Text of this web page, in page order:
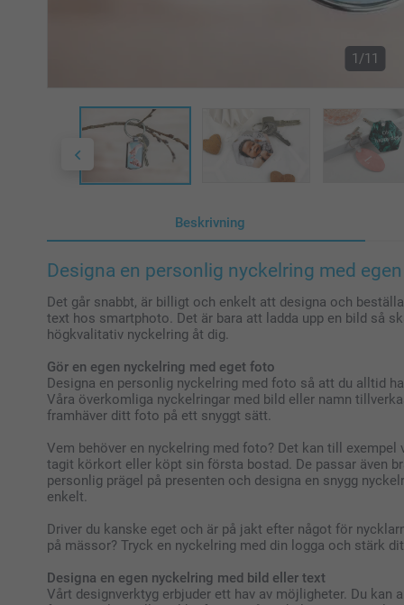
1/11
Beskrivning
Designa en personlig nyckelring med
Det går snabbt, är billigt och enkelt att designa och
text hos smartphoto. Det är bara att ladda upp en bild så
högkvalitativ nyckelring åt dig.
Gör en egen nyckelring med eget foto
Designa en personlig nyckelring med foto så att du alltid
Våra överkomliga nyckelringar med bild eller namn
framhäver ditt foto på ett snyggt sätt.
Vem behöver en nyckelring med foto? Det kan till
tagit körkort eller köpt sin första bostad. De passar även
personlig prägel på presenten och designa en snygg
enkelt.
Driver du kanske eget och är på jakt efter något för
på mässor? Tryck en nyckelring med din logga och stärk
Designa en egen nyckelring med bild eller text
Vårt designverktyg erbjuder ett hav av möjligheter. Du kan